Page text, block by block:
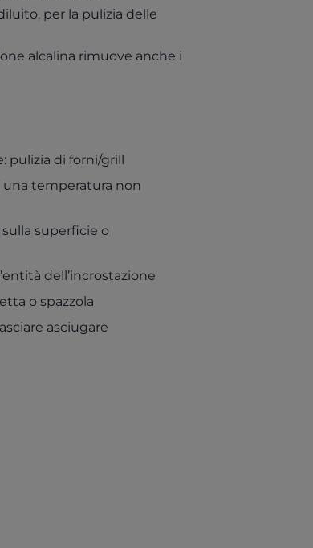
per la pulizia delle
alcalina rimuove anche i
pulizia di forni/grill
una temperatura non
superficie o
dell’incrostazione
o spazzola
asciugare